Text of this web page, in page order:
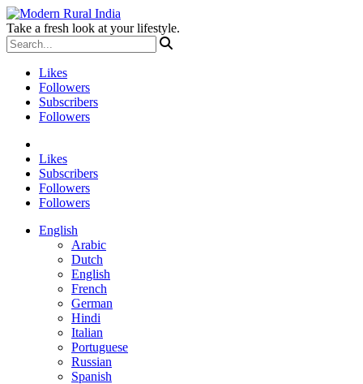
Take a fresh look at your lifestyle.
Likes
Followers
Subscribers
Followers
Likes
Subscribers
Followers
Followers
English
Arabic
Dutch
English
French
German
Hindi
Italian
Portuguese
Russian
Spanish